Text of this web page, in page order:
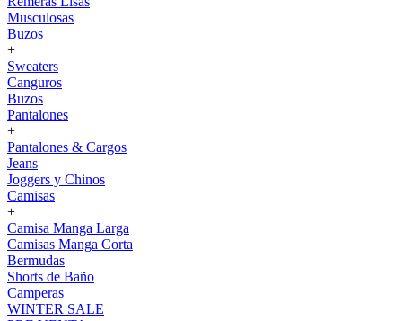
Musculosas
Buzos
+
Sweaters
Canguros
Buzos
Pantalones
+
Pantalones & Cargos
Jeans
Joggers y Chinos
Camisas
+
Camisa Manga Larga
Camisas Manga Corta
Bermudas
Shorts de Baño
Camperas
WINTER SALE